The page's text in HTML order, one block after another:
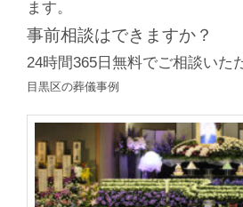
ます。
事前相談はできますか？
24時間365日無料でご相談いた
目黒区の葬儀事例